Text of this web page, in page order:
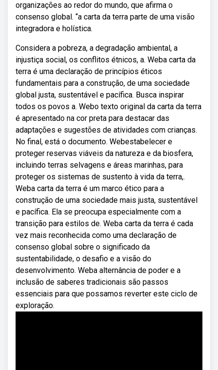
organizações ao redor do mundo, que afirma o
consenso global. “a carta da terra parte de uma visão
integradora e holística.
Considera a pobreza, a degradação ambiental, a
injustiça social, os conflitos étnicos, a. Weba carta da
terra é uma declaração de princípios éticos
fundamentais para a construção, de uma sociedade
global justa, sustentável e pacífica. Busca inspirar
todos os povos a. Webo texto original da carta da terra
é apresentado na cor preta para destacar das
adaptações e sugestões de atividades com crianças.
No final, está o documento. Webestabelecer e
proteger reservas viáveis da natureza e da biosfera,
incluindo terras selvagens e áreas marinhas, para
proteger os sistemas de sustento à vida da terra,.
Weba carta da terra é um marco ético para a
construção de uma sociedade mais justa, sustentável
e pacífica. Ela se preocupa especialmente com a
transição para estilos de. Weba carta da terra é cada
vez mais reconhecida como uma declaração de
consenso global sobre o significado da
sustentabilidade, o desafio e a visão do
desenvolvimento. Weba alternância de poder e a
inclusão de saberes tradicionais são passos
essenciais para que possamos reverter este ciclo de
exploração.